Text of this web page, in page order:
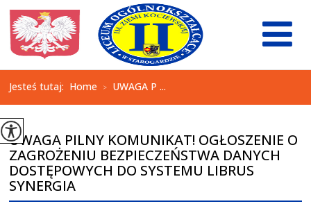
Jesteś tutaj: Home > UWAGA P ...
UWAGA PILNY KOMUNIKAT! OGŁOSZENIE O
ZAGROŻENIU BEZPIECZEŃSTWA DANYCH
DOSTĘPOWYCH DO SYSTEMU LIBRUS
SYNERGIA